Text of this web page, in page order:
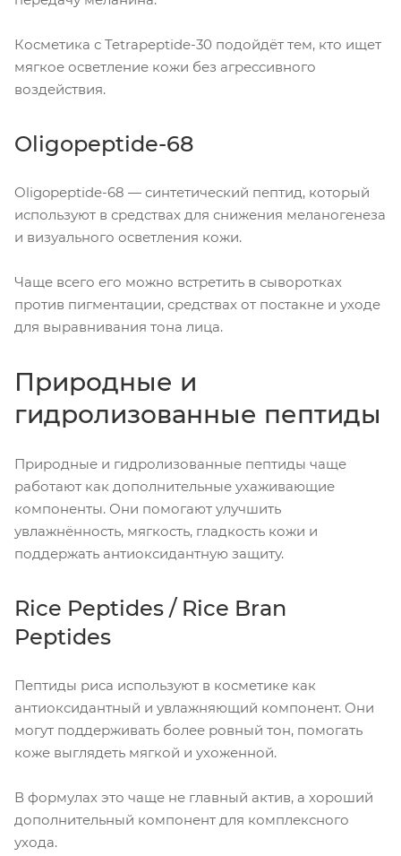
Косметика с Tetrapeptide-30 подойдёт тем, кто ищет
мягкое осветление кожи без агрессивного
воздействия.
Oligopeptide-68
Oligopeptide-68 — синтетический пептид, который
используют в средствах для снижения меланогенеза
и визуального осветления кожи.
Чаще всего его можно встретить в сыворотках
против пигментации, средствах от постакне и уходе
для выравнивания тона лица.
Природные и
гидролизованные пептиды
Природные и гидролизованные пептиды чаще
работают как дополнительные ухаживающие
компоненты. Они помогают улучшить
увлажнённость, мягкость, гладкость кожи и
поддержать антиоксидантную защиту.
Rice Peptides / Rice Bran
Peptides
Пептиды риса используют в косметике как
антиоксидантный и увлажняющий компонент. Они
могут поддерживать более ровный тон, помогать
коже выглядеть мягкой и ухоженной.
В формулах это чаще не главный актив, а хороший
дополнительный компонент для комплексного
ухода.